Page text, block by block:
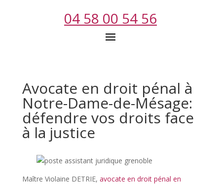
04 58 00 54 56
Avocate en droit pénal à
Notre-Dame-de-Mésage:
défendre vos droits face
à la justice
Maître Violaine DETRIE, avocate en droit pénal en